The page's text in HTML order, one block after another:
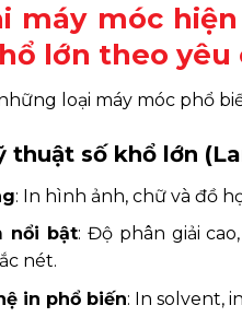
máy móc
lớn theo yêu
loại máy móc phổ
thuật số khổ lớn
: In hình ảnh, chữ và đồ
nổi bật: Độ phân giải
nét.
in phổ biến: In solvent,